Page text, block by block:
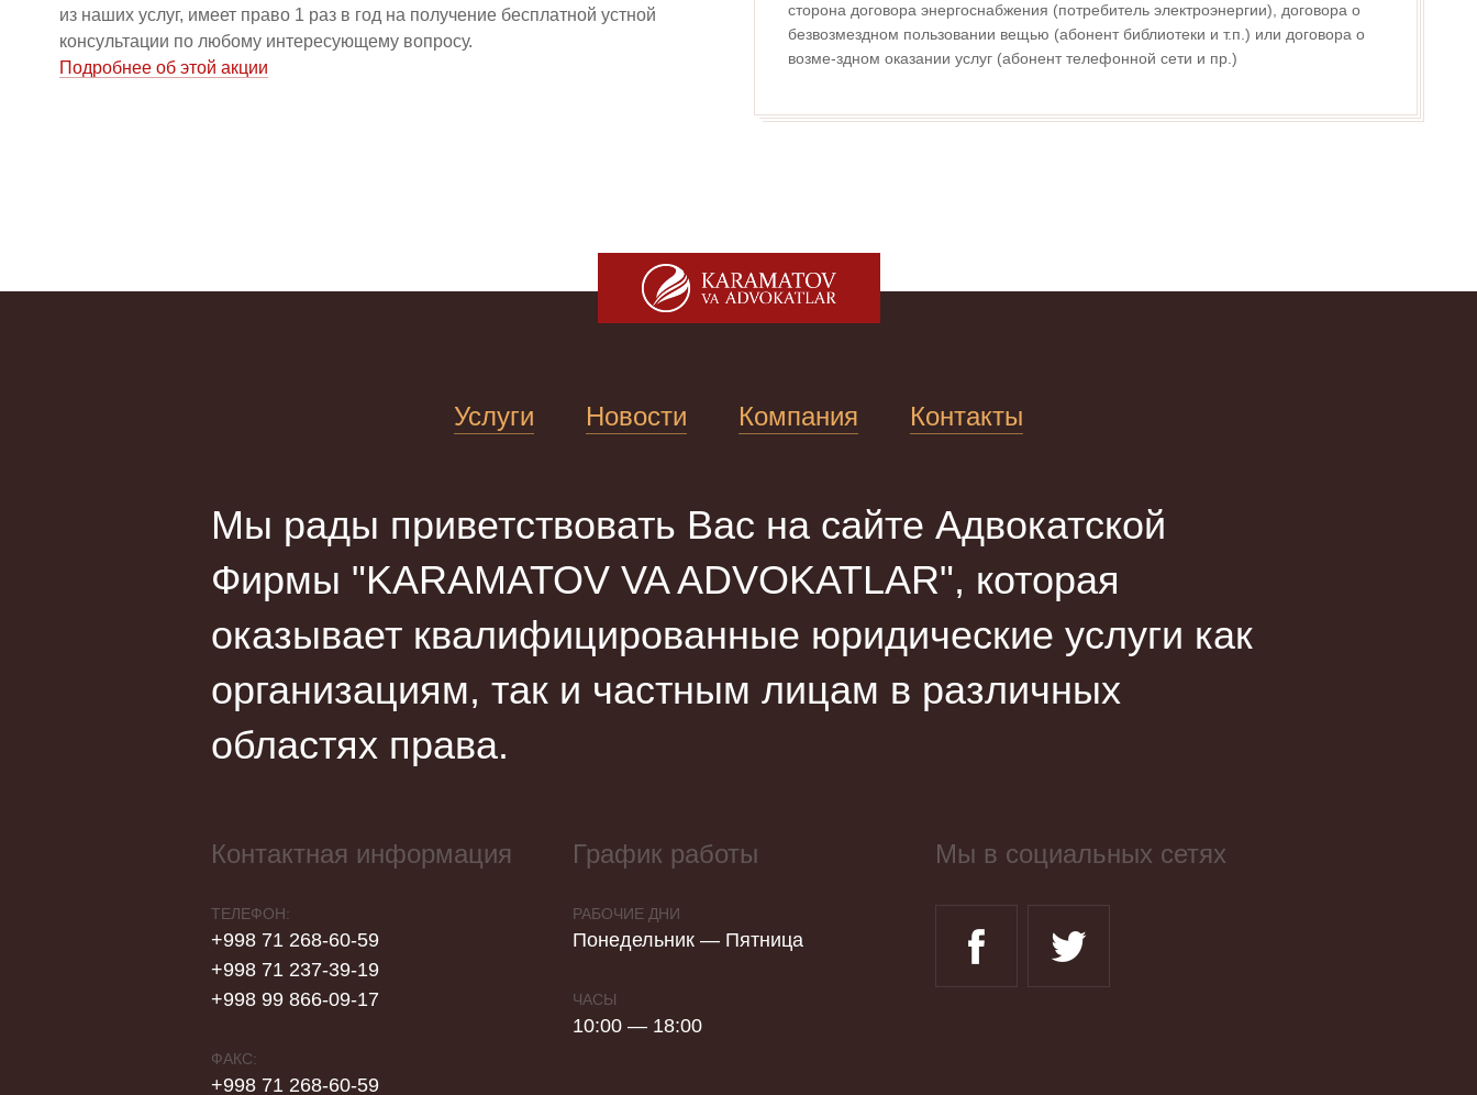
из наших услуг, имеет право 1 раз в год на получение бесплатной устной
консультации по любому интересующему вопросу.
Подробнее об этой акции
сторона договора энергоснабжения (потребитель электроэнергии), договора о
безвозмездном пользовании вещью (абонент библиотеки и т.п.) или договора о
возме-здном оказании услуг (абонент телефонной сети и пр.)
Услуги Новости Компания Контакты
Мы рады приветствовать Вас на сайте Адвокатской
Фирмы "KARAMATOV VA ADVOKATLAR", которая
оказывает квалифицированные юридические услуги как
организациям, так и частным лицам в различных
областях права.
Контактная информация
ТЕЛЕФОН:
+998 71 268-60-59
+998 71 237-39-19
+998 99 866-09-17
ФАКС:
+998 71 268-60-59
График работы
РАБОЧИЕ ДНИ
Понедельник — Пятница
ЧАСЫ
10:00 — 18:00
Мы в социальных сетях